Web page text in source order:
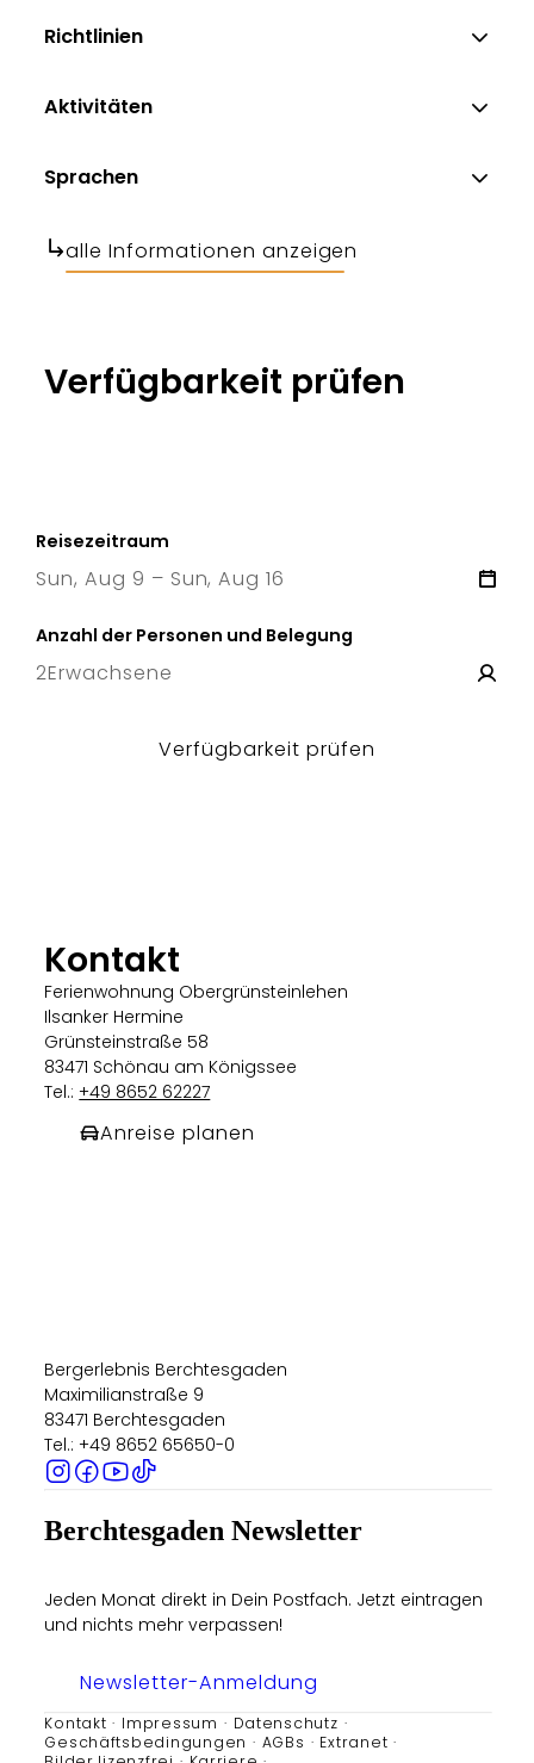
Richtlinien
Aktivitäten
Sprachen
alle Informationen anzeigen
Verfügbarkeit prüfen
Reisezeitraum
Sun, Aug 9 – Sun, Aug 16
Anzahl der Personen und Belegung
2Erwachsene
Verfügbarkeit prüfen
Kontakt
Ferienwohnung Obergrünsteinlehen
Ilsanker Hermine
Grünsteinstraße 58
83471 Schönau am Königssee
Tel.:+49 8652 62227
Anreise planen
Bergerlebnis Berchtesgaden
Maximilianstraße 9
83471 Berchtesgaden
Tel.: +49 8652 65650-0
Berchtesgaden Newsletter
Jeden Monat direkt in Dein Postfach. Jetzt eintragen
und nichts mehr verpassen!
Newsletter-Anmeldung
Kontakt Impressum
Datenschutz
Geschäftsbedingungen
AGBs
Extranet